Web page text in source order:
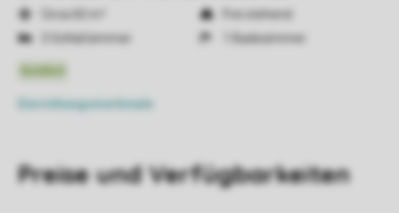
Circa 60 m²
Frei stehend
3 Schlafzimmer
1 Badezimmer
Einrichtungsmerkmale
Preise und Verfügbarkeiten